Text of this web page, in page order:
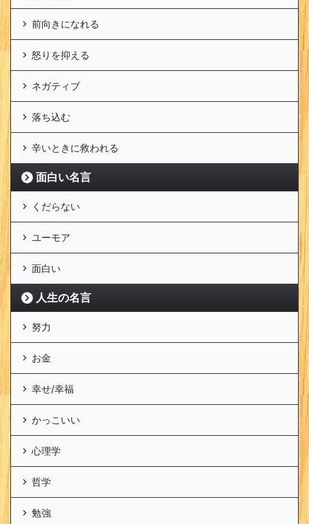
前向きになれる
怒りを抑える
ネガティブ
落ち込む
辛いときに救われる
面白い名言
くだらない
ユーモア
面白い
人生の名言
努力
お金
幸せ/幸福
かっこいい
心理学
哲学
勉強